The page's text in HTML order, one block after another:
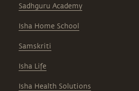
Sadhguru Academy
Isha Home School
Samskriti
Isha Life
Isha Health Solutions